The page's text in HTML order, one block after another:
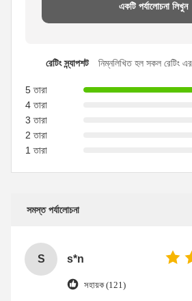
একটি পর্যালোচনা লিখুন
রেটিং স্ন্যাপশট নিম্নলিখিত হল সকল রেটিং
5 তারা
4 তারা
3 তারা
2 তারা
1 তারা
সমস্ত পর্যালোচনা
S s*n
সহায়ক (121)